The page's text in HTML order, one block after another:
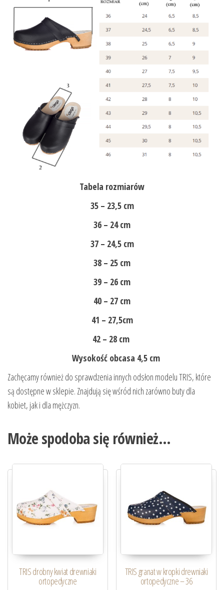
Tabela rozmiarów
35 – 23,5 cm
36 – 24 cm
37 – 24,5 cm
38 – 25 cm
39 – 26 cm
40 – 27 cm
41 – 27,5cm
42 – 28 cm
Wysokość obcasa 4,5 cm
Zachęcamy również do sprawdzenia innych odsłon modelu TRIS, które
są dostępne w sklepie. Znajdują się wśród nich zarówno buty dla
kobiet, jak i dla mężczyzn.
Może spodoba się również…
TRIS drobny kwiat drewniaki
ortopedyczne
TRIS granat w kropki drewniaki
ortopedyczne – 36